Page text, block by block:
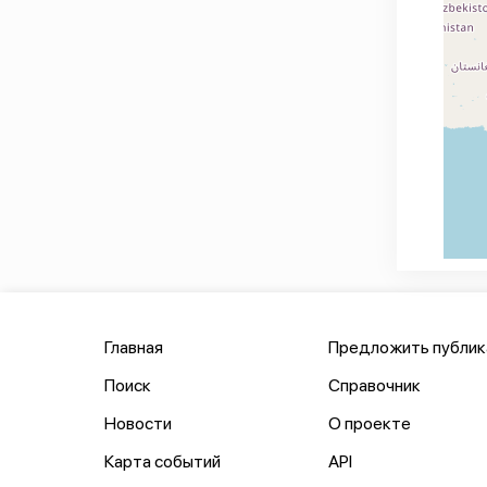
Главная
Поиск
Новости
Карта событий
Предложить
Справочник
О проекте
API